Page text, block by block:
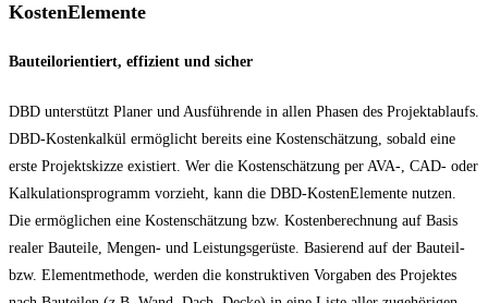
KostenElemente
Bauteilorientiert, effizient und sicher
DBD unterstützt Planer und Ausführende in allen Phasen des Projektablaufs.
DBD-Kostenkalkül ermöglicht bereits eine Kostenschätzung, sobald eine
erste Projektskizze existiert. Wer die Kostenschätzung per AVA-, CAD- oder
Kalkulationsprogramm vorzieht, kann die DBD-KostenElemente nutzen.
Die ermöglichen eine Kostenschätzung bzw. Kostenberechnung auf Basis
realer Bauteile, Mengen- und Leistungsgerüste. Basierend auf der Bauteil-
bzw. Elementmethode, werden die konstruktiven Vorgaben des Projektes